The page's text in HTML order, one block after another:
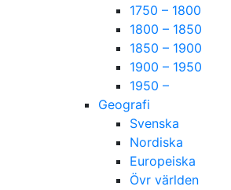
1750 – 1800
1800 – 1850
1850 – 1900
1900 – 1950
1950 –
Geografi
Svenska
Nordiska
Europeiska
Övr världen